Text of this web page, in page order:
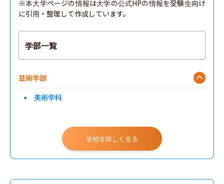
※本大学ページの情報は大学の公式HPの情報を受験生向け
に引用・整理して作成しています。
学部一覧
芸術学部
美術学科
学校を詳しく見る